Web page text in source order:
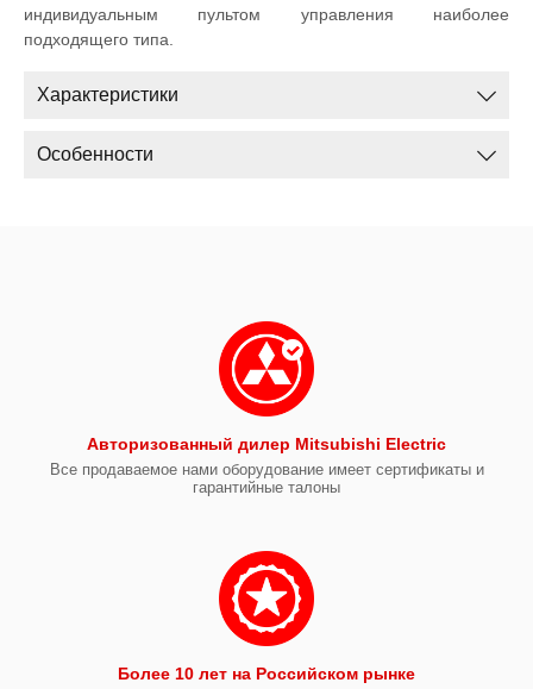
индивидуальным пультом управления наиболее
подходящего типа.
Характеристики
Особенности
Авторизованный дилер Mitsubishi Electric
Все продаваемое нами оборудование имеет сертификаты и
гарантийные талоны
Более 10 лет на Российском рынке